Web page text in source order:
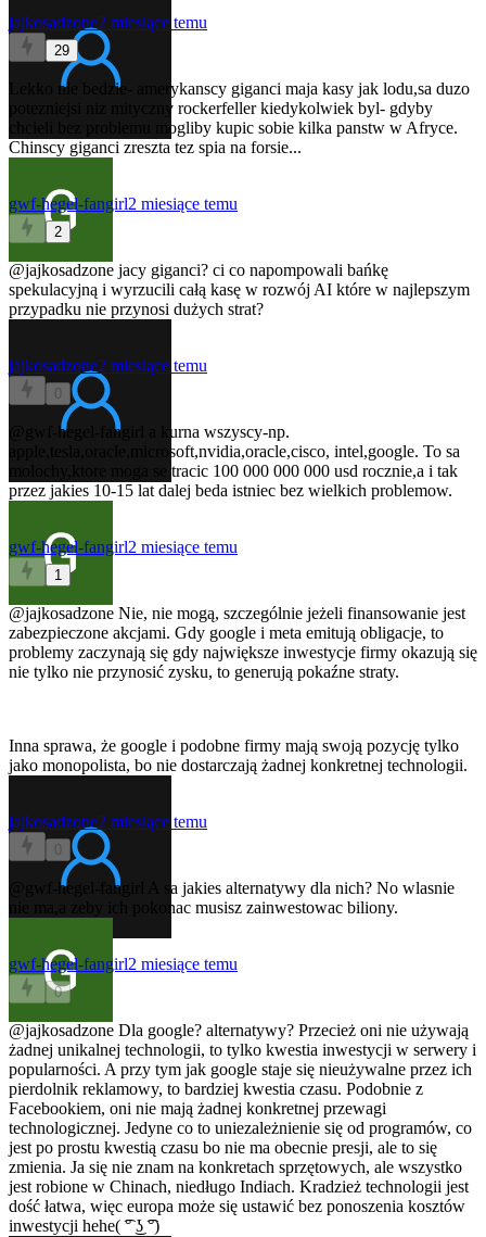
jajkosadzone2 miesiące temu
29
Lekko nie bedzie- amerykanscy giganci maja kasy jak lodu,sa duzo
potezniejsi niz mityczny rockerfeller kiedykolwiek byl- gdyby
chcieli bez problemu mogliby kupic sobie kilka panstw w Afryce.
Chinscy giganci zreszta tez spia na forsie...
gwf-hegel-fangirl2 miesiące temu
2
@jajkosadzone jacy giganci? ci co napompowali bańkę
spekulacyjną i wyrzucili całą kasę w rozwój AI które w najlepszym
przypadku nie przynosi dużych strat?
jajkosadzone2 miesiące temu
0
@gwf-hegel-fangirl
a kurna wszyscy-np.
apple,tesla,oracle,microsoft,nvidia,oracle,cisco, intel,google. To sa
molochy,ktore moga se tracic 100 000 000 000 usd rocznie,a i tak
przez jakies 10-15 lat dalej beda istniec bez wielkich problemow.
gwf-hegel-fangirl2 miesiące temu
1
@jajkosadzone Nie, nie mogą, szczególnie jeżeli finansowanie jest
zabezpieczone akcjami. Gdy google i meta emitują obligacje, to
problemy zaczynają się gdy największe inwestycje firmy okazują się
nie tylko nie przynosić zysku, to generują pokaźne straty.
Inna sprawa, że google i podobne firmy mają swoją pozycję tylko
jako monopolista, bo nie dostarczają żadnej konkretnej technologii.
jajkosadzone2 miesiące temu
0
@gwf-hegel-fangirl
A sa jakies alternatywy dla nich? No wlasnie
nie ma,a zeby ich pokonac musisz zainwestowac biliony.
gwf-hegel-fangirl2 miesiące temu
0
@jajkosadzone Dla google? alternatywy? Przecież oni nie używają
żadnej unikalnej technologii, to tylko kwestia inwestycji w serwery i
popularności. A przy tym jak google staje się nieużywalne przez ich
pierdolnik reklamowy, to bardziej kwestia czasu. Podobnie z
Facebookiem, oni nie mają żadnej konkretnej przewagi
technologicznej. Jedyne co to uniezależnienie się od programów, co
jest po prostu kwestią czasu bo nie ma obecnie presji, ale to się
zmienia. Ja się nie znam na konkretach sprzętowych, ale wszystko
jest robione w Chinach, niedługo Indiach. Kradzież technologii jest
dość łatwa, więc europa może się ustawić bez ponoszenia kosztów
inwestycji hehe( ͡° ͜ʖ ͡°)